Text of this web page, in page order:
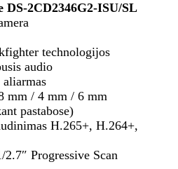
DS-2CD2346G2-ISU/SL
technologijos
audio
mm / 4 mm / 6 mm
pastabose)
H.265+, H.264+,
Progressive Scan